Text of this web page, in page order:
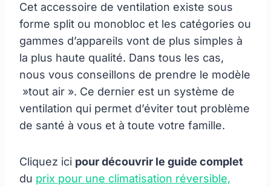
Cet accessoire de ventilation existe sous
forme split ou monobloc et les catégories ou
gammes d’appareils vont de plus simples à
la plus haute qualité. Dans tous les cas,
nous vous conseillons de prendre le modèle
»tout air ». Ce dernier est un système de
ventilation qui permet d’éviter tout problème
de santé à vous et à toute votre famille.
Cliquez ici pour découvrir le guide complet
du prix pour une climatisation réversible,